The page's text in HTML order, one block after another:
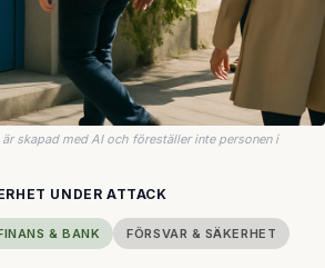
är skapad med AI och föreställer inte personen i
UNDER ATTACK
& BANK FÖRSVAR & SÄKERHET